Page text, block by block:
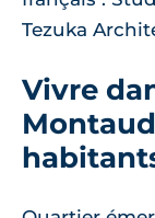
Tezuka
Vivre